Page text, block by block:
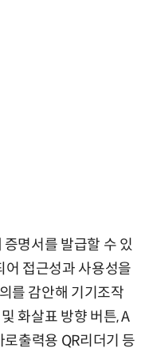
명서를 발급할 수 있
어 접근성과 사용성을
를 감안해 기기조작
화살표 방향 버튼, A
출력용 QR리더기 등